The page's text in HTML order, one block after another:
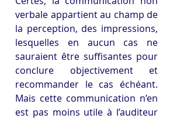
verbale appartient au champ de
la perception, des impressions,
lesquelles en aucun cas ne
sauraient être suffisantes pour
conclure objectivement et
recommander le cas échéant.
Mais cette communication n’en
est pas moins utile à l’auditeur